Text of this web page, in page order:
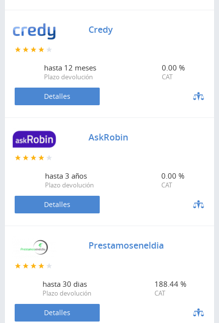
Credy
hasta 12 meses
Plazo devolución
0.00 %
CAT
Detalles
AskRobin
hasta 3 años
Plazo devolución
0.00 %
CAT
Detalles
Prestamoseneldia
hasta 30 dias
Plazo devolución
188.44 %
CAT
Detalles